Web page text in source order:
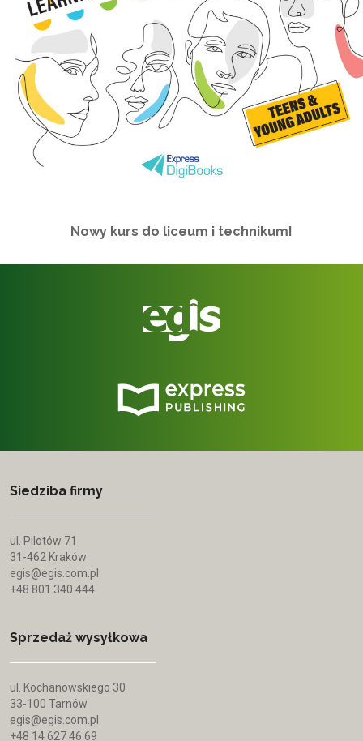
Nowy kurs do liceum i technikum!
Siedziba firmy
ul. Pilotów 71
31-462 Kraków
egis@egis.com.pl
+48 801 340 444
Sprzedaż wysyłkowa
ul. Kochanowskiego 30
33-100 Tarnów
egis@egis.com.pl
+48 14 627 46 69